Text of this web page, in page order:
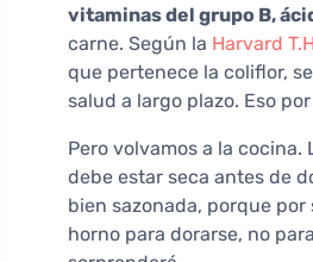
vitaminas del grupo B,
carne. Según la Harvard
que pertenece la coliflor,
salud a largo plazo. Eso
Pero volvamos a la
debe estar seca antes de
bien sazonada, porque
horno para dorarse, no